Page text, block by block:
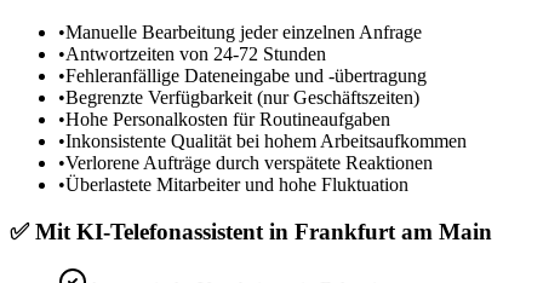
•Manuelle Bearbeitung jeder einzelnen Anfrage
•Antwortzeiten von 24-72 Stunden
•Fehleranfällige Dateneingabe und -übertragung
•Begrenzte Verfügbarkeit (nur Geschäftszeiten)
•Hohe Personalkosten für Routineaufgaben
•Inkonsistente Qualität bei hohem Arbeitsaufkommen
•Verlorene Aufträge durch verspätete Reaktionen
•Überlastete Mitarbeiter und hohe Fluktuation
✅Mit KI-Telefonassistent in Frankfurt am Main